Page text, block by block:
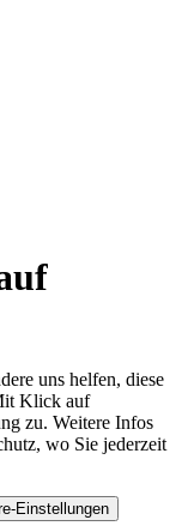
uns helfen, diese
Klick auf
zu. Weitere Infos
wo Sie jederzeit
Einstellungen